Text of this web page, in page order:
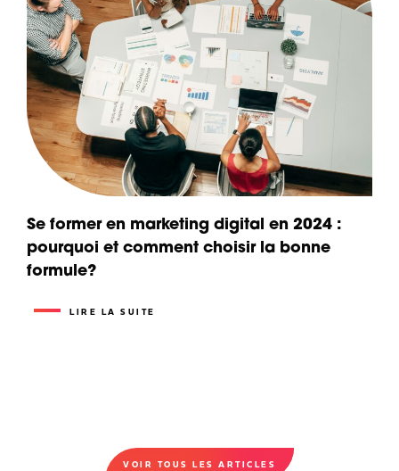
Se former en marketing digital en 2024 :
pourquoi et comment choisir la bonne
formule?
LIRE LA SUITE
VOIR TOUS LES ARTICLES